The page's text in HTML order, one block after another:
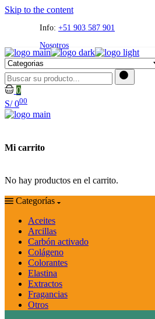
Skip to the content
Info: +51 903 587 901
Nosotros
- ENVÍO GRATIS A
0
S/000
Mi carrito
No hay productos en el carrito.
Categorías
Aceites
Arcillas
Carbón activado
Colágeno
Colorantes
Elastina
Extractos
Fragancias
Otros